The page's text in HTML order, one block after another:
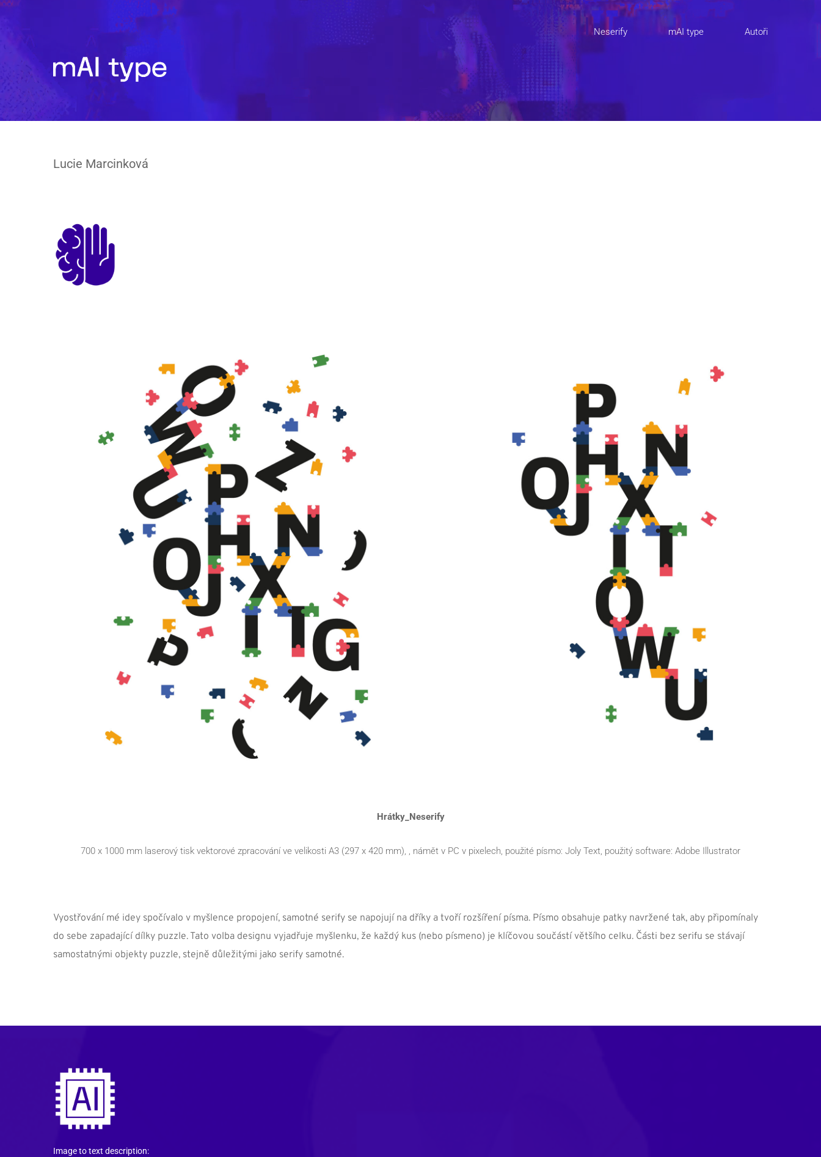
Neserify mAI type Autoři
Lucie Marcinková
Hrátky_Neserify
700 x 1000 mm laserový tisk vektorové zpracování ve velikosti A3 (297 x 420 mm), , námět v PC v pixelech, použité písmo: Joly Text, použitý software: Adobe Illustrator
Vyostřování mé idey spočívalo v myšlence propojení, samotné serify se napojují na dříky a tvoří rozšíření písma. Písmo obsahuje patky navržené tak, aby připomínaly
do sebe zapadající dílky puzzle. Tato volba designu vyjadřuje myšlenku, že každý kus (nebo písmeno) je klíčovou součástí většího celku. Části bez serifu se stávají
samostatnými objekty puzzle, stejně důležitými jako serify samotné.
Image to text description: